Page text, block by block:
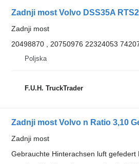
Zadnji most
20498870 , 20750976 22324053
Poljska
F.U.H. TruckTrader
Zadnji most Volvo n Ratio 3,10
Zadnji most
Gebrauchte Hinterachsen luft gefedert